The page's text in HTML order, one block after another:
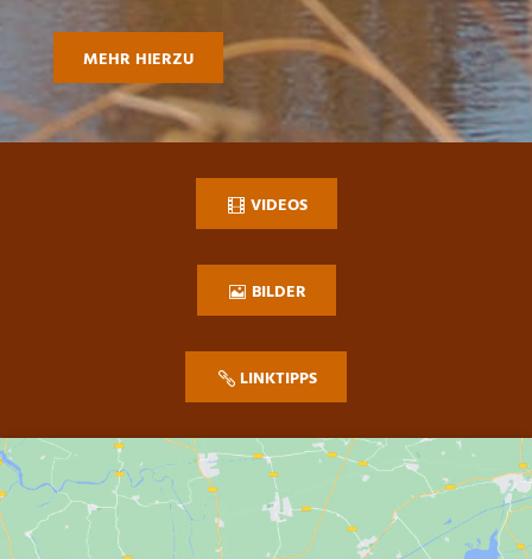
MEHR HIERZU
VIDEOS
BILDER
LINKTIPPS